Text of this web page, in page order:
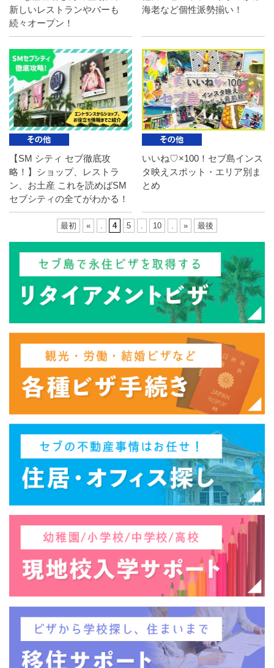
新しいレストランやバーも
続々オープン！
海老など個性派勢揃い！
【SM シティ セブ徹底攻
略！】ショップ、レストラ
ン、お土産 これを読めばSM
セブシティの全てがわかる！
いいね♡×100！セブ島インス
タ映えスポット・エリア別ま
とめ
最初 « . 4 5 . 10 . » 最後